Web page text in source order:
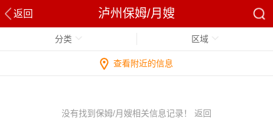
返回 泸州保姆/月嫂
分类 区域
查看附近的信息
没有找到保姆/月嫂相关信息记录！ 返回